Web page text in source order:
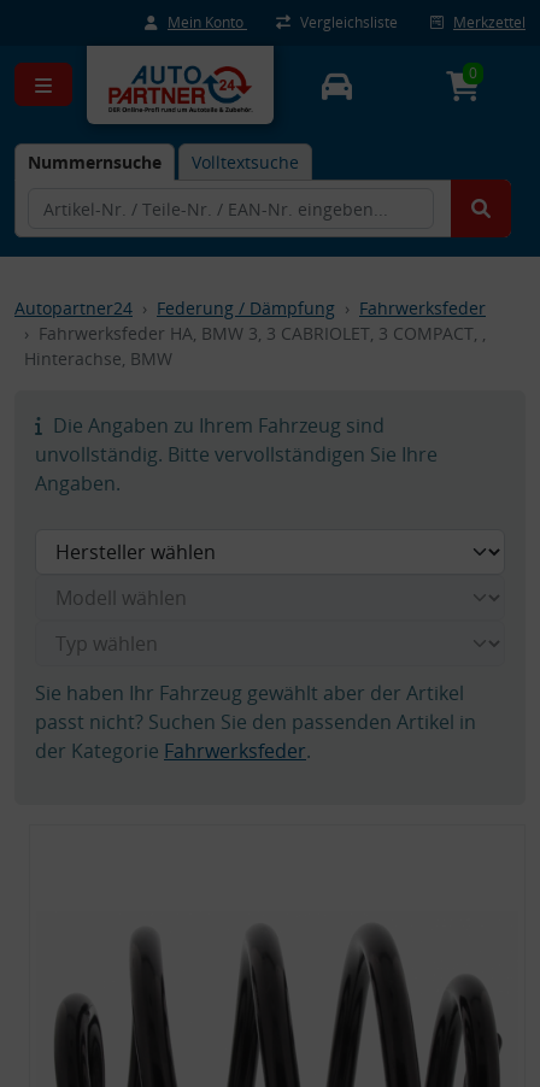
Mein Konto Vergleichsliste Merkzettel
Nummernsuche Volltextsuche
0
Autopartner24 Federung / Dämpfung
Fahrwerksfeder
Fahrwerksfeder HA, BMW 3, 3 CABRIOLET, 3 COMPACT, ,
Hinterachse, BMW
Die Angaben zu Ihrem Fahrzeug sind
unvollständig. Bitte vervollständigen Sie Ihre
Angaben.
Sie haben Ihr Fahrzeug gewählt aber der Artikel
passt nicht? Suchen Sie den passenden Artikel in
der Kategorie Fahrwerksfeder.